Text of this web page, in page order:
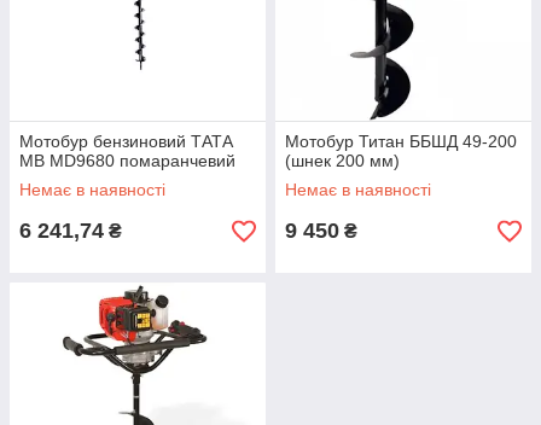
Мотобур бензиновий ТАТА
MB MD9680 помаранчевий
Немає в наявності
6 241,74 ₴
Мотобур Титан ББШД 49-200
(шнек 200 мм)
Немає в наявності
9 450 ₴